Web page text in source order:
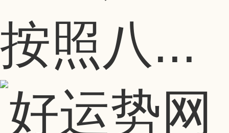
按照八...